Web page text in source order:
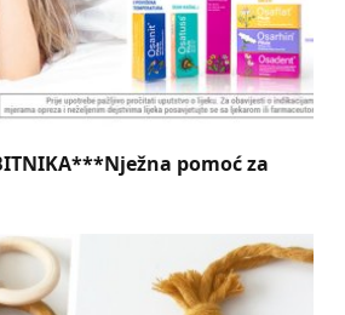
pomoć za